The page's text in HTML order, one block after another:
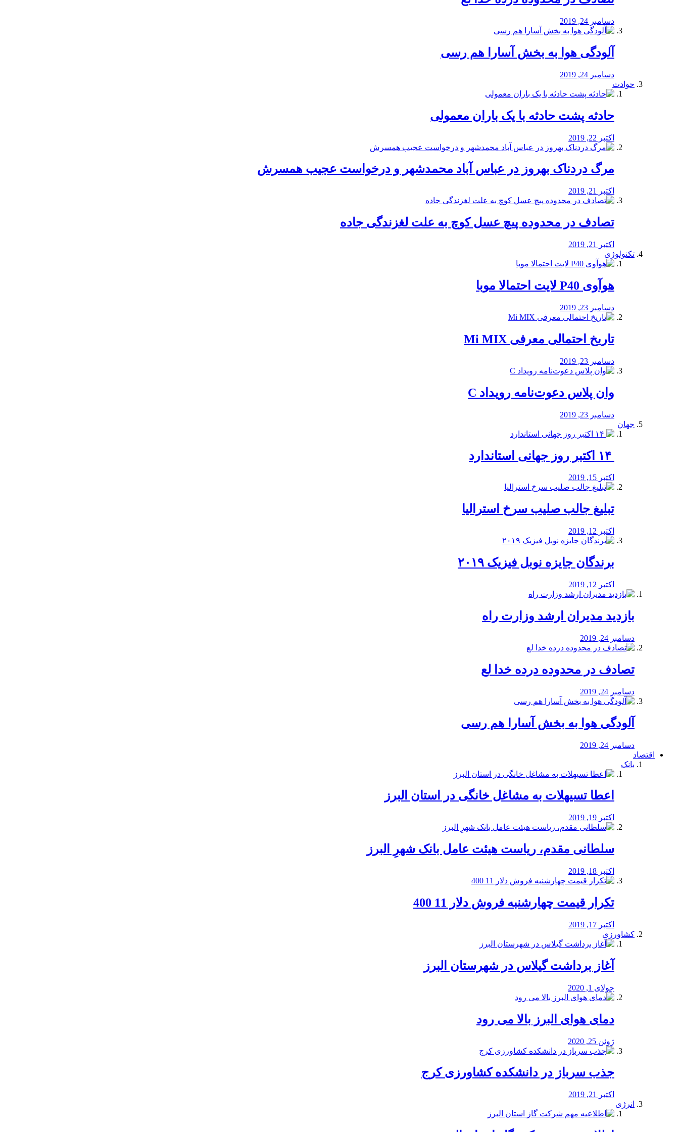
دسامبر 24, 2019
آلودگی هوا به بخش آسارا هم رسی
دسامبر 24, 2019
حوادث
️حادثه پشت حادثه با یک باران معمولی
اکتبر 22, 2019
مرگ دردناک بهروز در عباس آباد محمدشهر و درخواست عجیب همسرش
اکتبر 21, 2019
تصادف در محدوده پیچ عسل کوچ به علت لغزندگی جاده
اکتبر 21, 2019
تکنولوژی
هوآوی P40 لایت احتمالا موبا
دسامبر 23, 2019
تاریخ احتمالی معرفی Mi MIX
دسامبر 23, 2019
وان پلاس دعوت‌نامه رویداد C
دسامبر 23, 2019
جهان
اکتبر 15, 2019
تبلیغ جالب صلیب سرخ استرالیا
اکتبر 12, 2019
برندگان جایزه نوبل فیزیک ۲۰۱۹
اکتبر 12, 2019
بازدید مدیران ارشد وزارت راه
دسامبر 24, 2019
تصادف در محدوده درده خدا لع
دسامبر 24, 2019
آلودگی هوا به بخش آسارا هم رسی
دسامبر 24, 2019
اقتصاد
بانک
️اعطا تسیهلات به مشاغل خانگی در استان البرز
اکتبر 19, 2019
سلطانی مقدم، ریاست هیئت عامل بانک شهرِ البرز
اکتبر 18, 2019
تکرار قیمت چهارشنبه فروش دلار 11 400
اکتبر 17, 2019
کشاورزی
آغاز برداشت گیلاس در شهرستان البرز
جولای 1, 2020
دمای هوای البرز بالا می رود
ژوئن 25, 2020
جذب سرباز در دانشکده کشاورزی کرج
اکتبر 21, 2019
انرژی